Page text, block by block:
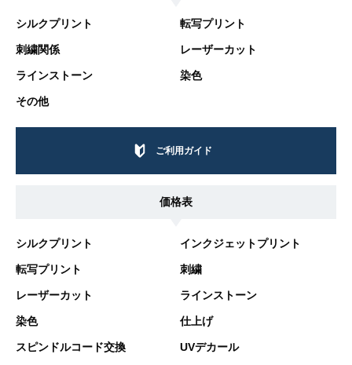
シルクプリント 転写プリント
刺繍関係 レーザーカット
ラインストーン 染色
その他
ご利用ガイド
価格表
シルクプリント インクジェットプリント
転写プリント 刺繍
レーザーカット ラインストーン
染色 仕上げ
スピンドルコード交換 UVデカール